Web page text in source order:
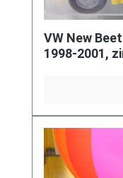
VW New
1998-2001,